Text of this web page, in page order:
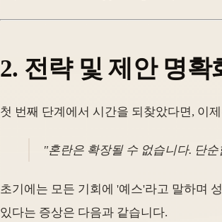
2. 전략 및 제안 명
첫 번째 단계에서 시간을 되찾았다면, 이
"혼란은 확장될 수 없습니다. 단
초기에는 모든 기회에 '예스'라고 말하며
있다는 증상은 다음과 같습니다.